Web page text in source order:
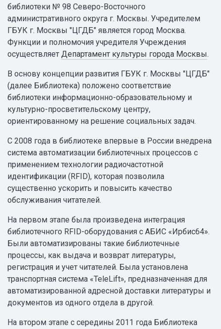
библиотеки № 98 Северо-Восточного
административного округа г. Москвы. Учредителем
ГБУК г. Москвы "ЦГДБ" является город Москва.
Функции и полномочия учредителя Учреждения
осуществляет Департамент культуры города Москвы.
В основу концепции развития ГБУК г. Москвы "ЦГДБ"
(далее Библиотека) положено соответствие
библиотеки информационно-образовательному и
культурно-просветительскому центру,
ориентированному на решение социальных задач.
С 2008 года в библиотеке впервые в России внедрена
система автоматизации библиотечных процессов с
применением технологии радиочастотной
идентификации (RFID), которая позволила
существенно ускорить и повысить качество
обслуживания читателей.
На первом этапе была произведена интеграция
библиотечного RFID-оборудования с АБИС «Ирбис64».
Были автоматизированы такие библиотечные
процессы, как выдача и возврат литературы,
регистрация и учет читателей. Была установлена
транспортная система «TeleLift», предназначенная для
автоматизированной адресной доставки литературы и
документов из одного отдела в другой.
На втором этапе с середины 2011 года Библиотека